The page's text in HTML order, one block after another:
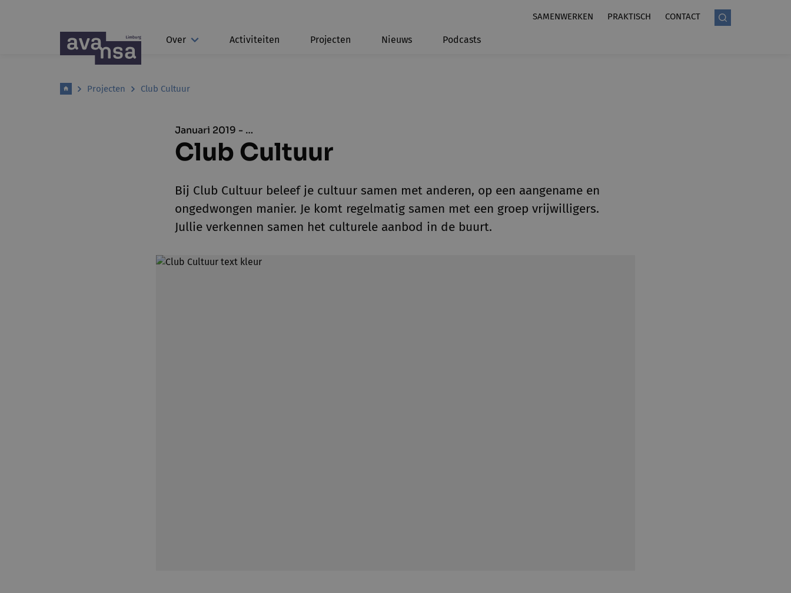
SAMENWERKEN PRAKTISCH CONTACT
Over Activiteiten Projecten Nieuws Podcasts
Projecten Club Cultuur
Januari 2019 - …
Club Cultuur
Bij Club Cultuur beleef je cultuur samen met anderen, op een aangename en
ongedwongen manier. Je komt regelmatig samen met een groep vrijwilligers.
Jullie verkennen samen het culturele aanbod in de buurt.